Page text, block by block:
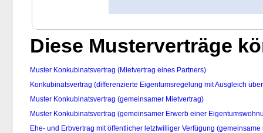
Diese Musterverträge
Muster Konkubinatsvertrag (Mietvertrag eines Partners)
Konkubinatsvertrag (differenzierte Eigentumsregelung mit Ausgleich
Muster Konkubinatsvertrag (gemeinsamer Mietvertrag)
Muster Konkubinatsvertrag (gemeinsamer Erwerb einer
Ehe- und Erbvertrag mit öffentlicher letztwilliger Verfügung